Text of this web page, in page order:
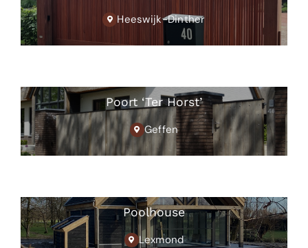
Heeswijk-Dinther
Poort ‘Ter Horst’
Geffen
Poolhouse
Lexmond